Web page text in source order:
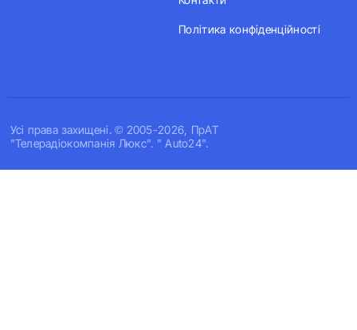
Усi права захищенi. © 2005-2026, ПрАТ
"Телерадіокомпанія Люкс". " Auto24".
Політика конфіденційності